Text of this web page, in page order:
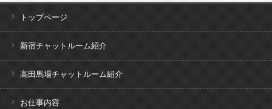
トップページ
新宿チャットルーム紹介
高田馬場チャットルーム紹介
お仕事内容